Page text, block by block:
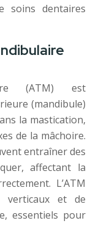
soins dentaires
(ATM) est
(mandibule)
la mastication,
de la mâchoire.
entraîner des
affectant la
L’ATM
verticaux et de
essentiels pour